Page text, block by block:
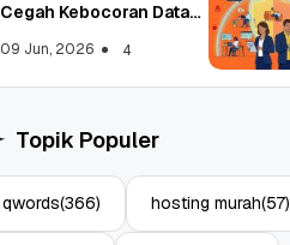
Aplikasi: Atasi Limitasi
11 Jun, 2026 4
Cegah Kebocoran Data
09 Jun, 2026 4
Topik Populer
qwords(366) hosting murah(57)